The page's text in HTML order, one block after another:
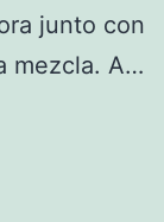
junto con
mezcla. A…